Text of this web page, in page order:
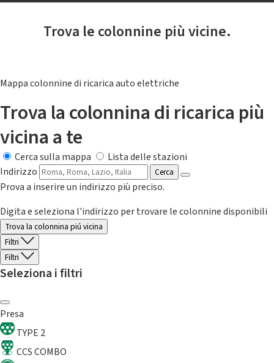
Trova le colonnine più vicine.
Mappa colonnine di ricarica auto elettriche
Trova la colonnina di ricarica più
vicina a te
Cerca sulla mappa
Lista delle stazioni
Indirizzo
Cerca
Prova a inserire un indirizzo più preciso.
Digita e seleziona l'indirizzo per trovare le colonnine disponibili
Trova la colonnina piú vicina
Filtri
Filtri
Seleziona i filtri
Presa
TYPE 2
CCS COMBO